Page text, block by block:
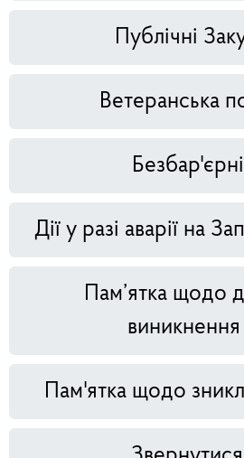
Публічні
Ветеранська
Дії у разі аварії на
Пам’ятка щодо
Пам'ятка щодо